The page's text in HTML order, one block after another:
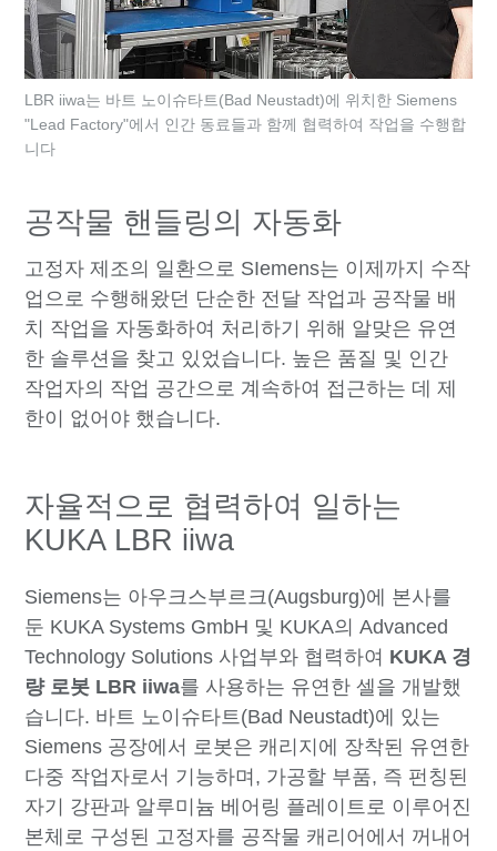
LBR iiwa는 바트 노이슈타트(Bad Neustadt)에 위치한 Siemens
"Lead Factory"에서 인간 동료들과 함께 협력하여 작업을 수행합
니다
공작물 핸들링의 자동화
고정자 제조의 일환으로 SIemens는 이제까지 수작
업으로 수행해왔던 단순한 전달 작업과 공작물 배
치 작업을 자동화하여 처리하기 위해 알맞은 유연
한 솔루션을 찾고 있었습니다. 높은 품질 및 인간
작업자의 작업 공간으로 계속하여 접근하는 데 제
한이 없어야 했습니다.
자율적으로 협력하여 일하는
KUKA LBR iiwa
Siemens는 아우크스부르크(Augsburg)에 본사를
둔 KUKA Systems GmbH 및 KUKA의 Advanced
Technology Solutions 사업부와 협력하여 KUKA 경
량 로봇 LBR iiwa를 사용하는 유연한 셀을 개발했
습니다. 바트 노이슈타트(Bad Neustadt)에 있는
Siemens 공장에서 로봇은 캐리지에 장착된 유연한
다중 작업자로서 기능하며, 가공할 부품, 즉 펀칭된
자기 강판과 알루미늄 베어링 플레이트로 이루어진
본체로 구성된 고정자를 공작물 캐리어에서 꺼내어